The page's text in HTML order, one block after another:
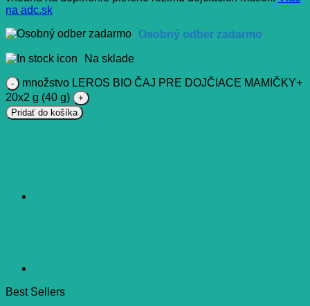
na adc.sk
Osobný odber zadarmo
Na sklade
množstvo LEROS BIO ČAJ PRE DOJČIACE MAMIČKY+
20x2 g (40 g)
Pridať do košíka
Best Sellers